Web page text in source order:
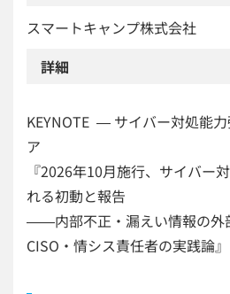
スマートキャンプ株式会社
詳細
KEYNOTE ― サイバー対処能
ア
『2026年10月施行、サイバー
れる初動と報告
――内部不正・漏えい情報の外
CISO・情シス責任者の実践論』